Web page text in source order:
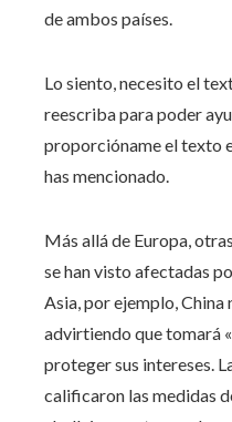
de ambos países.
Lo siento, necesito el
reescriba para poder
proporcióname el texto
has mencionado.
Más allá de Europa,
se han visto afectadas
Asia, por ejemplo, China
advirtiendo que tomará
proteger sus intereses.
calificaron las medidas